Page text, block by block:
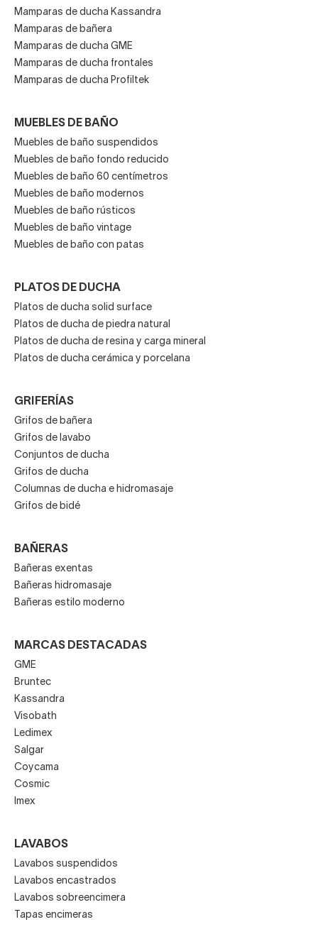
Mamparas de ducha Kassandra
Mamparas de bañera
Mamparas de ducha GME
Mamparas de ducha frontales
Mamparas de ducha Profiltek
MUEBLES DE BAÑO
Muebles de baño suspendidos
Muebles de baño fondo reducido
Muebles de baño 60 centímetros
Muebles de baño modernos
Muebles de baño rústicos
Muebles de baño vintage
Muebles de baño con patas
PLATOS DE DUCHA
Platos de ducha solid surface
Platos de ducha de piedra natural
Platos de ducha de resina y carga mineral
Platos de ducha cerámica y porcelana
GRIFERÍAS
Grifos de bañera
Grifos de lavabo
Conjuntos de ducha
Grifos de ducha
Columnas de ducha e hidromasaje
Grifos de bidé
BAÑERAS
Bañeras exentas
Bañeras hidromasaje
Bañeras estilo moderno
MARCAS DESTACADAS
GME
Bruntec
Kassandra
Visobath
Ledimex
Salgar
Coycama
Cosmic
Imex
LAVABOS
Lavabos suspendidos
Lavabos encastrados
Lavabos sobreencimera
Tapas encimeras